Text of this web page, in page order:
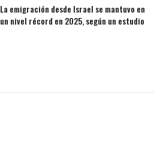
La emigración desde Israel se mantuvo en
un nivel récord en 2025, según un estudio